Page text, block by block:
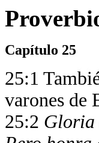
Capítulo 25
25:1
varones de
25:2 Gloria